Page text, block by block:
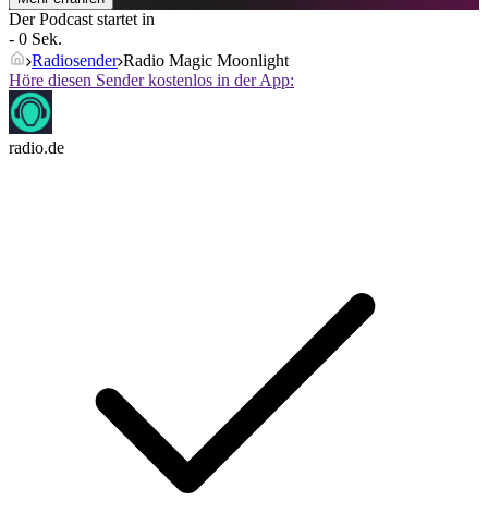
Der Podcast startet in
- 0 Sek.
Radiosender Radio Magic Moonlight
Höre diesen Sender kostenlos in der App:
radio.de